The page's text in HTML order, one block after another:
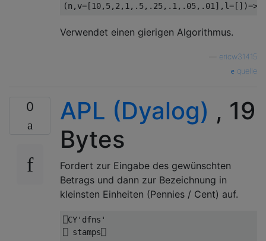
Verwendet einen gierigen Algorithmus.
ericw31415
quelle
0 APL (Dyalog) , 19
Bytes
Fordert zur Eingabe des gewünschten
Betrags und dann zur Bezeichnung in
kleinsten Einheiten (Pennies / Cent) auf.
CY'dfns'
stamps